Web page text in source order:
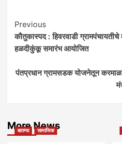
Post
Navigation
Previous
कौतुकास्पद : हिवरवाडी ग्रामपंचायतीचे
हळदीकुंकू समारंभ आयोजित
पंतप्रधान ग्रामसडक योजनेतून
More News
बातम्या सामाजिक